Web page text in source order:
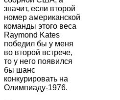
значит, если второй
номер американской
команды этого веса
Raymond Kates
победил бы у меня
во второй встрече,
то у него появился
бы шанс
конкурировать на
Олимпиаду-1976.